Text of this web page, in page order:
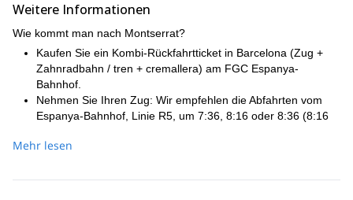
Weitere Informationen
Wie kommt man nach Montserrat?
Kaufen Sie ein Kombi-Rückfahrtticket in Barcelona (Zug +
Zahnradbahn / tren + cremallera) am FGC Espanya-
Bahnhof.
Nehmen Sie Ihren Zug: Wir empfehlen die Abfahrten vom
Espanya-Bahnhof, Linie R5, um 7:36, 8:16 oder 8:36 (8:16
an.
(cremallera), die Sie in einer 20-minütigen Fahrt nach
Mehr lesen